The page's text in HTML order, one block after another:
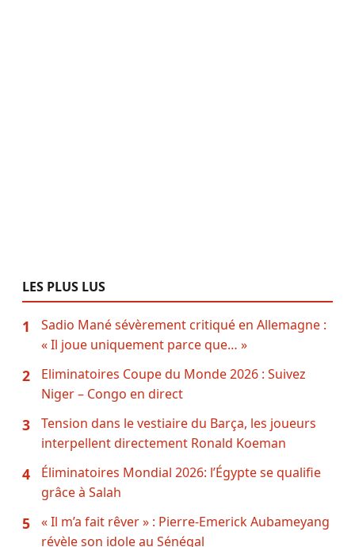
LES PLUS LUS
1
Sadio Mané sévèrement critiqué en Allemagne :
« Il joue uniquement parce que… »
2
Eliminatoires Coupe du Monde 2026 : Suivez
Niger – Congo en direct
3
Tension dans le vestiaire du Barça, les joueurs
interpellent directement Ronald Koeman
4
Éliminatoires Mondial 2026: l’Égypte se qualifie
grâce à Salah
5
« Il m’a fait rêver » : Pierre-Emerick Aubameyang
révèle son idole au Sénégal